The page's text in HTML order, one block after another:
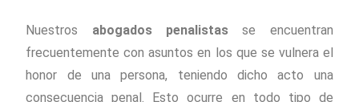
Nuestros abogados penalistas se encuentran
frecuentemente con asuntos en los que se vulnera el
honor de una persona, teniendo dicho acto una
consecuencia penal. Esto ocurre en todo tipo de